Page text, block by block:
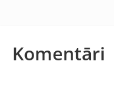
Komentāri